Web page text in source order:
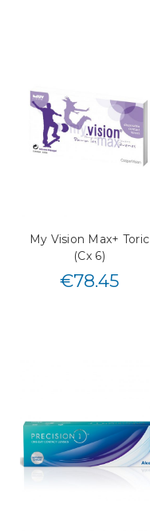
My Vision Max+ Toric
(Cx 6)
€78.45